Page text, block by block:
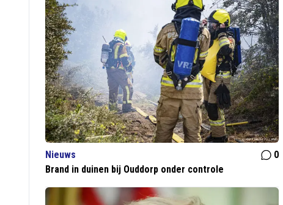
Nieuws
0
Brand in duinen bij Ouddorp onder controle